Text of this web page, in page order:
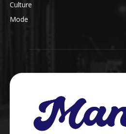
Culture
Mode